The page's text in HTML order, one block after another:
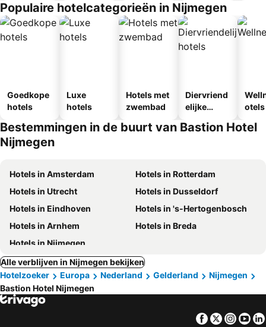
Populaire hotelcategorieën in Nijmegen
Goedkope
hotels
Luxe
hotels
Hotels met
zwembad
Diervriend
elijke
otels
Bestemmingen in de buurt van Bastion Hotel
Nijmegen
Hotels in Amsterdam
Hotels in Rotterdam
Hotels in Utrecht
Hotels in Dusseldorf
Hotels in Eindhoven
Hotels in 's-Hertogenbosch
Hotels in Arnhem
Hotels in Breda
Hotels in Nijmegen
Alle verblijven in Nijmegen bekijken
Hotelzoeker
Europa Nederland Gelderland
Nijmegen
Bastion Hotel Nijmegen
Facebook
Twitter